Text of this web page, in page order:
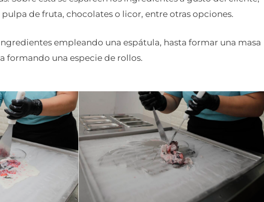
pulpa de fruta, chocolates o licor, entre otras opciones.
empleando una espátula, hasta formar una masa
formando una especie de rollos.